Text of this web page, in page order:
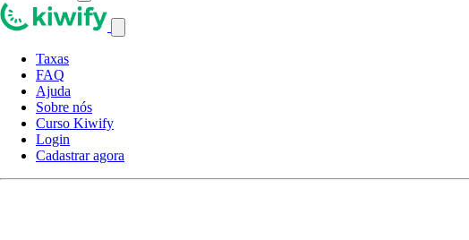
Taxas
FAQ
Ajuda
Sobre nós
Curso Kiwify
Login
Cadastrar agora